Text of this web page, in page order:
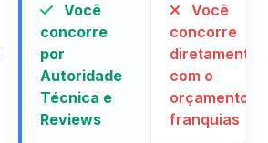
Você
concorre
por
Autoridade
Técnica e
Reviews
Você
concorre
diretamente
com o
orçamento
franquias